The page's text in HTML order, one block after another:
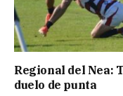
Regional del Nea:
duelo de punta